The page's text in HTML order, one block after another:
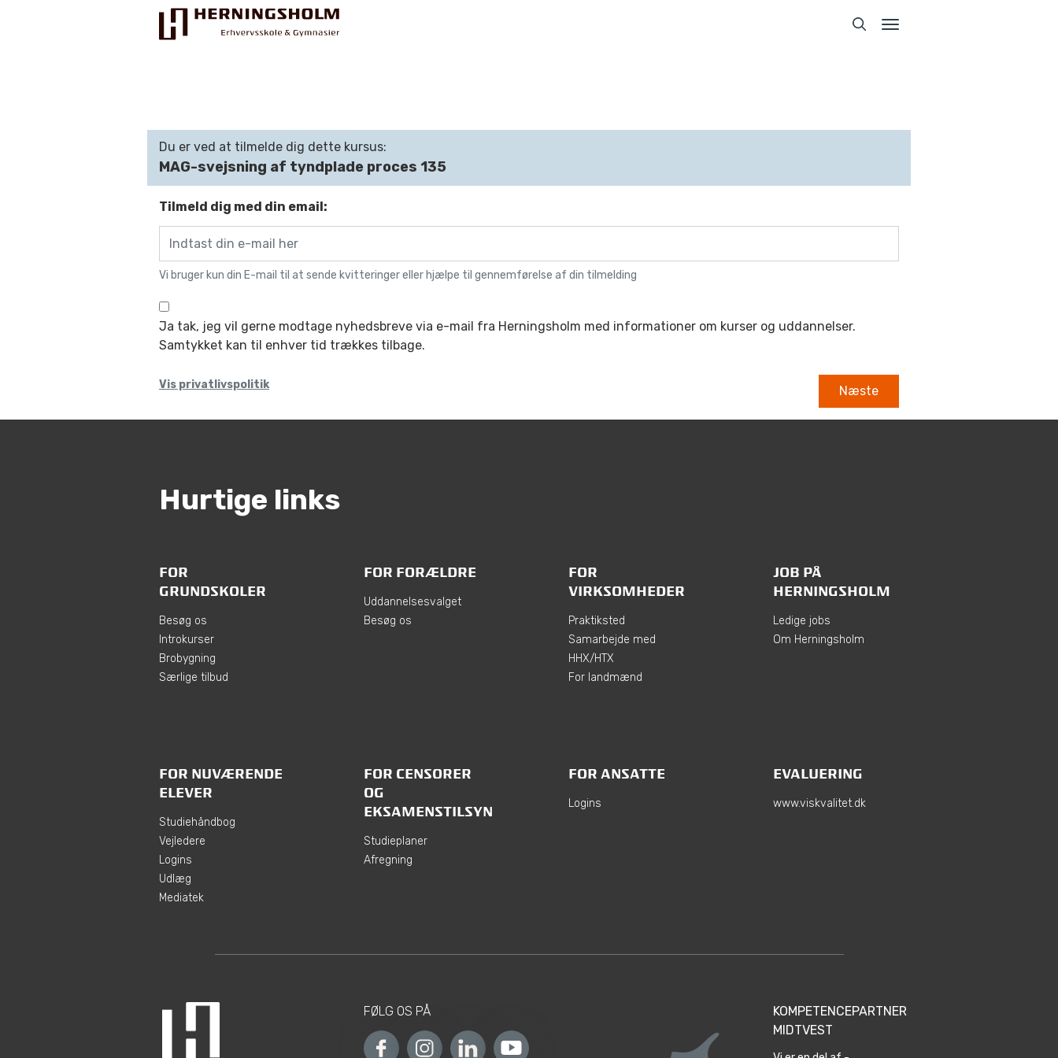
navigation
Du er ved at tilmelde dig dette kursus:
MAG-svejsning af tyndplade proces 135
Tilmeld dig med din email:
Vi bruger kun din E-mail til at sende kvitteringer eller hjælpe til gennemførelse af din tilmelding
Ja tak, jeg vil gerne modtage nyhedsbreve via e-mail fra Herningsholm med informationer om kurser og uddannelser.
Samtykket kan til enhver tid trækkes tilbage.
Vis privatlivspolitik
Hurtige links
FOR
GRUNDSKOLER
Besøg os
Introkurser
Brobygning
Særlige tilbud
FOR FORÆLDRE
Uddannelsesvalget
Besøg os
FOR
VIRKSOMHEDER
Praktiksted
Samarbejde med
HHX/HTX
For landmænd
JOB PÅ
HERNINGSHOLM
Ledige jobs
Om Herningsholm
FOR NUVÆRENDE
ELEVER
Studiehåndbog
Vejledere
Logins
Udlæg
Mediatek
FOR CENSORER
OG
EKSAMENSTILSYN
Studieplaner
Afregning
FOR ANSATTE
Logins
EVALUERING
www.viskvalitet.dk
FØLG OS PÅ
KOMPETENCEPARTNER
MIDTVEST